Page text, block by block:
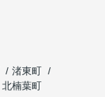
渚東町
北楠葉町